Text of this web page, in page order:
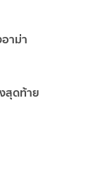
าม่า
สุดท้าย